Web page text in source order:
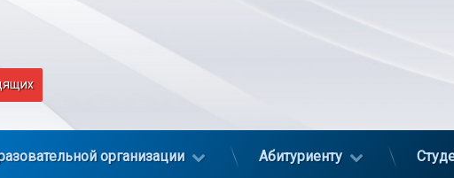
организации Абитуриенту